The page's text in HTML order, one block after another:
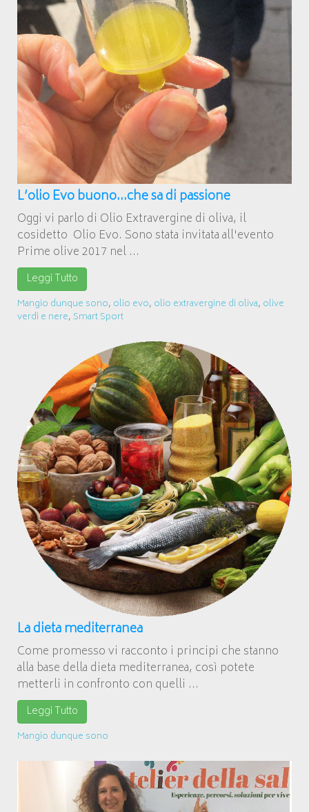
L’olio Evo buono…che sa di passione
Oggi vi parlo di Olio Extravergine di oliva, il
cosidetto Olio Evo. Sono stata invitata all'evento
Prime olive 2017 nel ...
Leggi Tutto
Mangio dunque sono, olio evo, olio extravergine di oliva, olive
verdi e nere, Smart Sport
La dieta mediterranea
Come promesso vi racconto i principi che stanno
alla base della dieta mediterranea, così potete
metterli in confronto con quelli ...
Leggi Tutto
Mangio dunque sono